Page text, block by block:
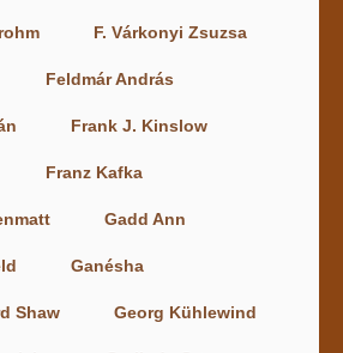
F. Várkonyi Zsuzsa
Feldmár András
Frank J. Kinslow
Franz Kafka
Gadd Ann
Ganésha
Shaw Georg Kühlewind